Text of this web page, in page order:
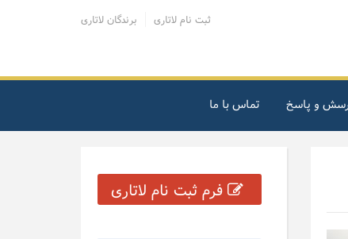
برندگان لاتاری ثبت نام لاتاری
و پاسخ تماس با ما
فرم ثبت نام لاتاری